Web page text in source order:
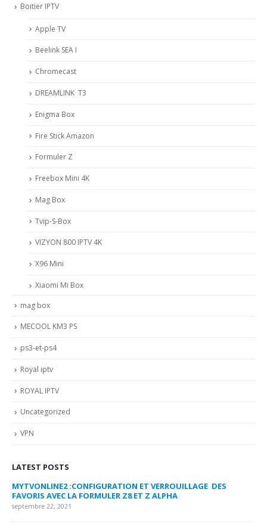
Boitier IPTV
Apple TV
Beelink SEA I
Chromecast
DREAMLINK T3
Enigma Box
Fire Stick Amazon
Formuler Z
Freebox Mini 4K
Mag Box
Tvip-S-Box
VIZYON 800 IPTV 4K
X96 Mini
Xiaomi Mi Box
mag box
MECOOL KM3 PS
ps3-et-ps4
Royal iptv
ROYAL IPTV
Uncategorized
VPN
LATEST POSTS
MYTVONLINE2 :CONFIGURATION ET VERROUILLAGE DES
FAVORIS AVEC LA FORMULER Z8 ET Z ALPHA
septembre 22, 2021